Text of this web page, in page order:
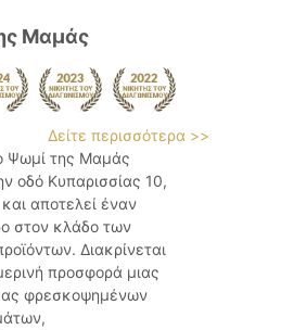
Μαμάς
Δείτε περισσότερα >>
Ψωμί της Μαμάς
οδό Κυπαρισσίας 10,
αποτελεί έναν
στον κλάδο των
Διακρίνεται
προσφορά μιας
φρεσκοψημένων